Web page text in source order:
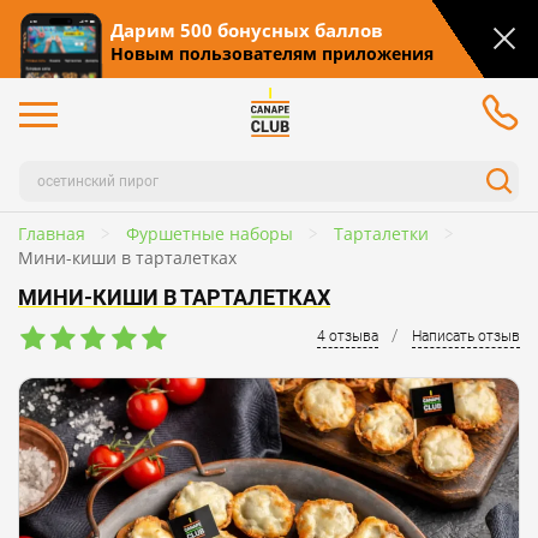
Дарим 500 бонусных баллов
Новым пользователям приложения
Главная Фуршетные наборы
Тарталетки
Мини-киши в тарталетках
МИНИ-КИШИ В ТАРТАЛЕТКАХ
4 отзыва / Написать отзыв